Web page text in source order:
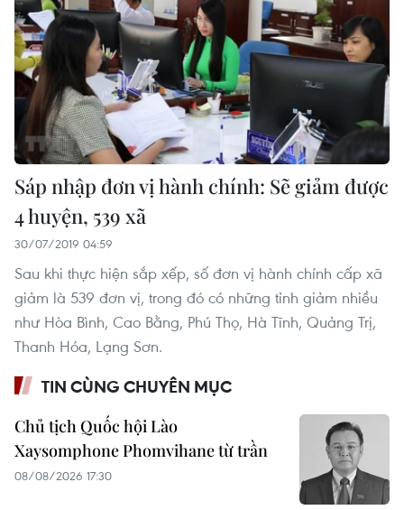
Sáp nhập đơn vị hành chính: Sẽ giảm được
4 huyện, 539 xã
30/07/2019 04:59
Sau khi thực hiện sắp xếp, số đơn vị hành chính cấp xã
giảm là 539 đơn vị, trong đó có những tỉnh giảm nhiều
như Hòa Bình, Cao Bằng, Phú Thọ, Hà Tĩnh, Quảng Trị,
Thanh Hóa, Lạng Sơn.
TIN CÙNG CHUYÊN MỤC
Chủ tịch Quốc hội Lào
Xaysomphone Phomvihane từ trần
08/08/2026 17:30